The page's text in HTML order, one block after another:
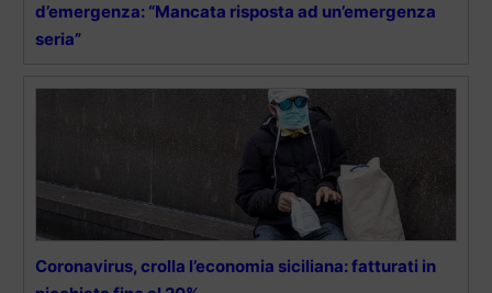
d’emergenza: “Mancata risposta ad un’emergenza
seria”
Coronavirus, crolla l’economia siciliana: fatturati in